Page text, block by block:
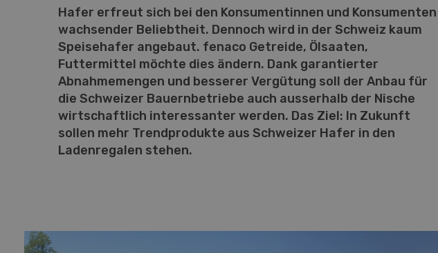
Hafer erfreut sich bei den Konsumentinnen und Konsumenten
wachsender Beliebtheit. Dennoch wird in der Schweiz kaum
Speisehafer angebaut. fenaco Getreide, Ölsaaten,
Futtermittel möchte dies ändern. Dank garantierter
Abnahmemengen und besserer Vergütung soll der Anbau für
die Schweizer Bauernbetriebe auch ausserhalb der Nische
wirtschaftlich interessanter werden. Das Ziel: In Zukunft
sollen mehr Trendprodukte aus Schweizer Hafer in den
Ladenregalen stehen.